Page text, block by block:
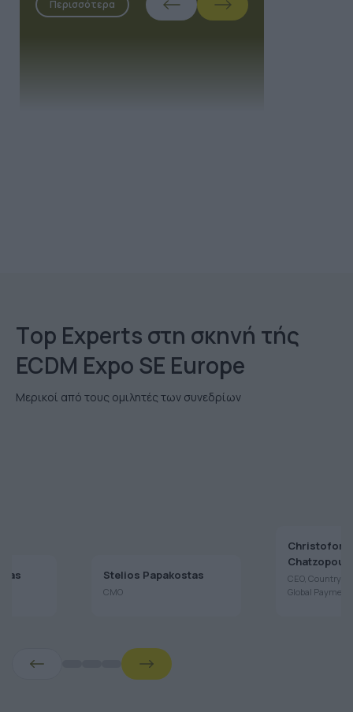
Τop Εxperts στη σκηνή τής
ECDM Expo SE Europe
Stelios Papakostas
CEO, Country